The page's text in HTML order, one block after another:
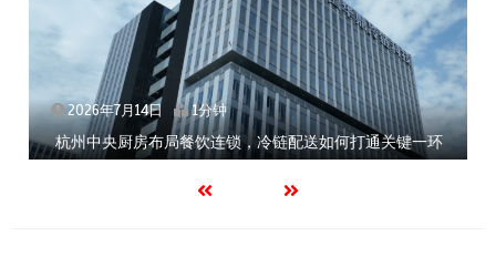
2026年7月14日 1分钟
杭州中央厨房布局餐饮连锁，冷链配送如何打通关键一环